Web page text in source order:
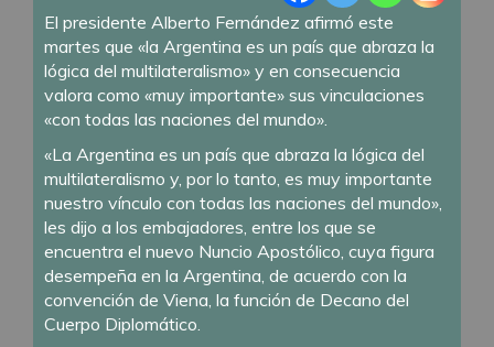
El presidente Alberto Fernández afirmó este
martes que «la Argentina es un país que abraza la
lógica del multilateralismo» y en consecuencia
valora como «muy importante» sus vinculaciones
«con todas las naciones del mundo».
«La Argentina es un país que abraza la lógica del
multilateralismo y, por lo tanto, es muy importante
nuestro vínculo con todas las naciones del mundo»,
les dijo a los embajadores, entre los que se
encuentra el nuevo Nuncio Apostólico, cuya figura
desempeña en la Argentina, de acuerdo con la
convención de Viena, la función de Decano del
Cuerpo Diplomático.